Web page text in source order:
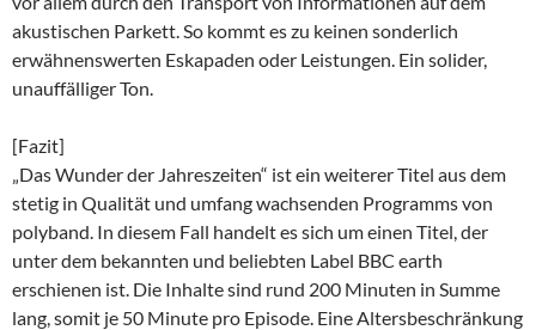
akustischen Parkett. So kommt es zu keinen sonderlich
erwähnenswerten Eskapaden oder Leistungen. Ein solider,
unauffälliger Ton.
[Fazit]
„Das Wunder der Jahreszeiten“ ist ein weiterer Titel aus dem
stetig in Qualität und umfang wachsenden Programms von
polyband. In diesem Fall handelt es sich um einen Titel, der
unter dem bekannten und beliebten Label BBC earth
erschienen ist. Die Inhalte sind rund 200 Minuten in Summe
lang, somit je 50 Minute pro Episode. Eine Altersbeschränkung